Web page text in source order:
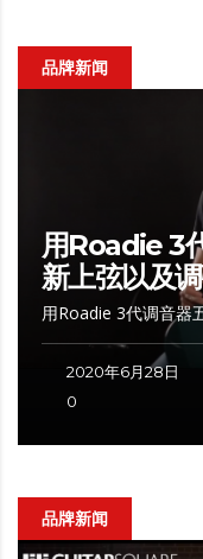
品牌新闻
用Roadie 3
新上弦以及
用Roadie 3代调音器
2020年6月28日
0
品牌新闻